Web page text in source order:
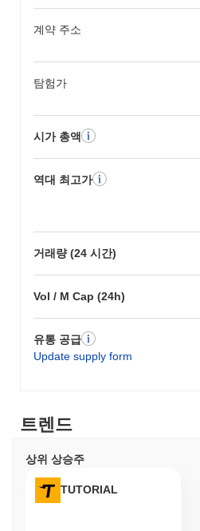
계약 주소
탐험가
시가 총액
역대 최고가
거래량 (24 시간)
Vol / M Cap (24h)
유통 공급
Update supply form
트렌드
상위 상승주
TUTORIAL